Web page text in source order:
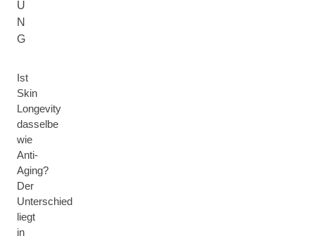
U
N
G
Ist
Skin
Longevity
dasselbe
wie
Anti-
Aging?
Der
Unterschied
liegt
in